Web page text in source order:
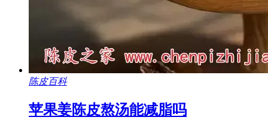
陈皮百科
苹果姜陈皮熬汤能减脂吗